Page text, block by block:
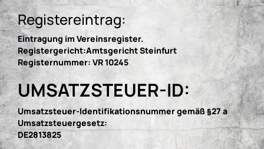
Registereintrag:
Eintragung im Vereinsregister.
Registergericht:Amtsgericht Steinfurt
Registernummer: VR 10245
UMSATZSTEUER-ID:
Umsatzsteuer-Identifikationsnummer gemäß §27 a
Umsatzsteuergesetz:
DE2813825